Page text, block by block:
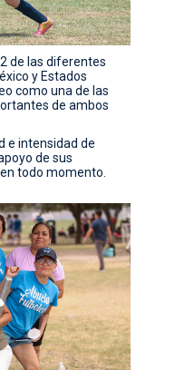
de las diferentes
y Estados
como una de las
de ambos
e intensidad de
de sus
todo momento.